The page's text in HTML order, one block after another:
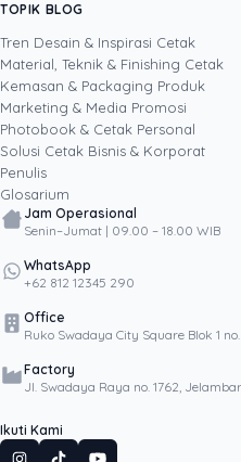
sampai kemasan
kacamata data
Popular
TOPIK BLOG
Tren Desain & Inspirasi Cetak
Material, Teknik & Finishing Cetak
Kemasan & Packaging Produk
Marketing & Media Promosi
Photobook & Cetak Personal
Solusi Cetak Bisnis & Korporat
Penulis
Glosarium
Jam Operasional
Senin–Jumat | 09.00 – 18.00 WIB
WhatsApp
+62 812 12345 290
Office
Ruko Swadaya City Square Blok 1
Factory
Jl. Swadaya Raya no. 1762,
Ikuti Kami